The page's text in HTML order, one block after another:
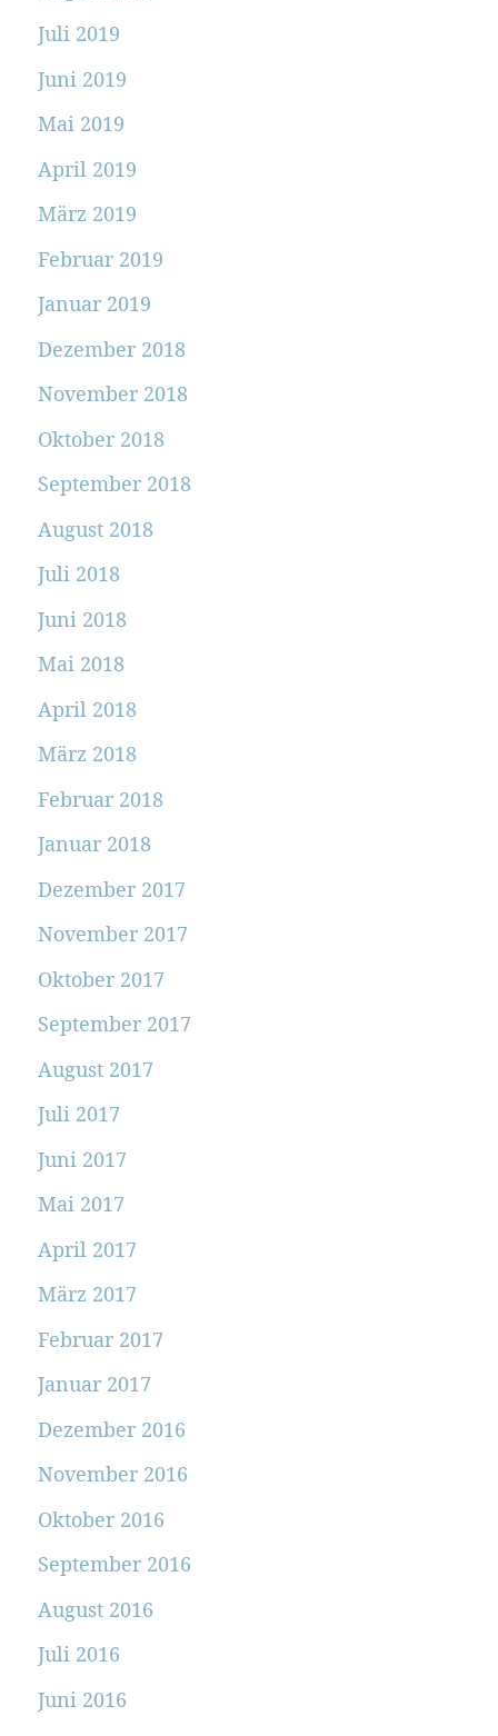
Juli 2019
Juni 2019
Mai 2019
April 2019
März 2019
Februar 2019
Januar 2019
Dezember 2018
November 2018
Oktober 2018
September 2018
August 2018
Juli 2018
Juni 2018
Mai 2018
April 2018
März 2018
Februar 2018
Januar 2018
Dezember 2017
November 2017
Oktober 2017
September 2017
August 2017
Juli 2017
Juni 2017
Mai 2017
April 2017
März 2017
Februar 2017
Januar 2017
Dezember 2016
November 2016
Oktober 2016
September 2016
August 2016
Juli 2016
Juni 2016